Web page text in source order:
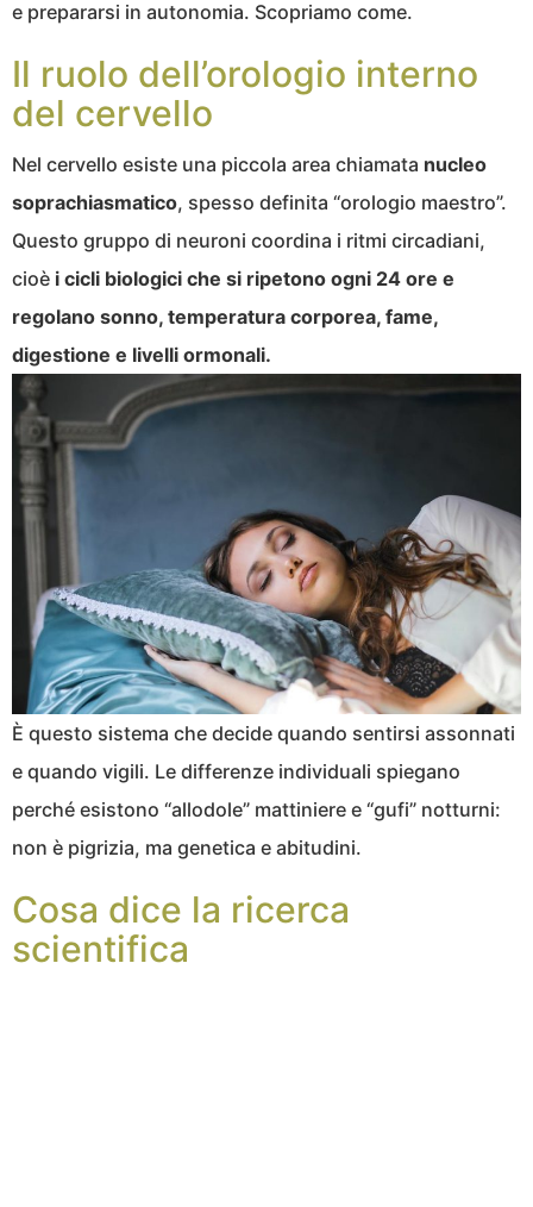
e prepararsi in autonomia. Scopriamo come.
Il ruolo dell’orologio interno
del cervello
Nel cervello esiste una piccola area chiamata nucleo
soprachiasmatico, spesso definita “orologio maestro”.
Questo gruppo di neuroni coordina i ritmi circadiani,
cioè i cicli biologici che si ripetono ogni 24 ore e
regolano sonno, temperatura corporea, fame,
digestione e livelli ormonali.
È questo sistema che decide quando sentirsi assonnati
e quando vigili. Le differenze individuali spiegano
perché esistono “allodole” mattiniere e “gufi” notturni:
non è pigrizia, ma genetica e abitudini.
Cosa dice la ricerca
scientifica